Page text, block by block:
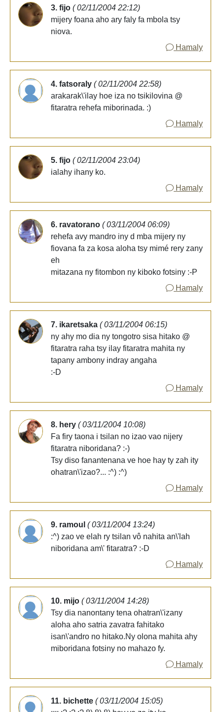
3. fijo ( 02/11/2004 22:12)
mijery foana aho ary faly fa mbola tsy
niova.
Hamaly
4. fatsoraly ( 02/11/2004 22:58)
arakarak\'ilay hoe iza no tsikilovina @
fitaratra rehefa miborinada. :)
Hamaly
5. fijo ( 02/11/2004 23:04)
ialahy ihany ko.
Hamaly
6. ravatorano ( 03/11/2004 06:09)
rehefa avy mandro iny d mba mijery ny
fiovana fa za kosa aloha tsy mimé rery zany
eh
mitazana ny fitombon ny kiboko fotsiny :-P
Hamaly
7. ikaretsaka ( 03/11/2004 06:15)
ny ahy mo dia ny tongotro sisa hitako @
fitaratra raha tsy ilay fitaratra mahita ny
tapany ambony indray angaha
:-D
Hamaly
8. hery ( 03/11/2004 10:08)
Fa firy taona i tsilan no izao vao nijery
fitaratra niboridana? :-)
Tsy diso fanantenana ve hoe hay ty zah ity
ohatran\'izao?... :^) :^)
Hamaly
9. ramoul ( 03/11/2004 13:24)
:^) zao ve elah ry tsilan vô nahita an\'lah
niboridana am\' fitaratra? :-D
Hamaly
10. mijo ( 03/11/2004 14:28)
Tsy dia nanontany tena ohatran\'izany
aloha aho satria zavatra fahitako
isan\'andro no hitako.Ny olona mahita ahy
miboridana fotsiny no mahazo fy.
Hamaly
11. bichette ( 03/11/2004 15:05)